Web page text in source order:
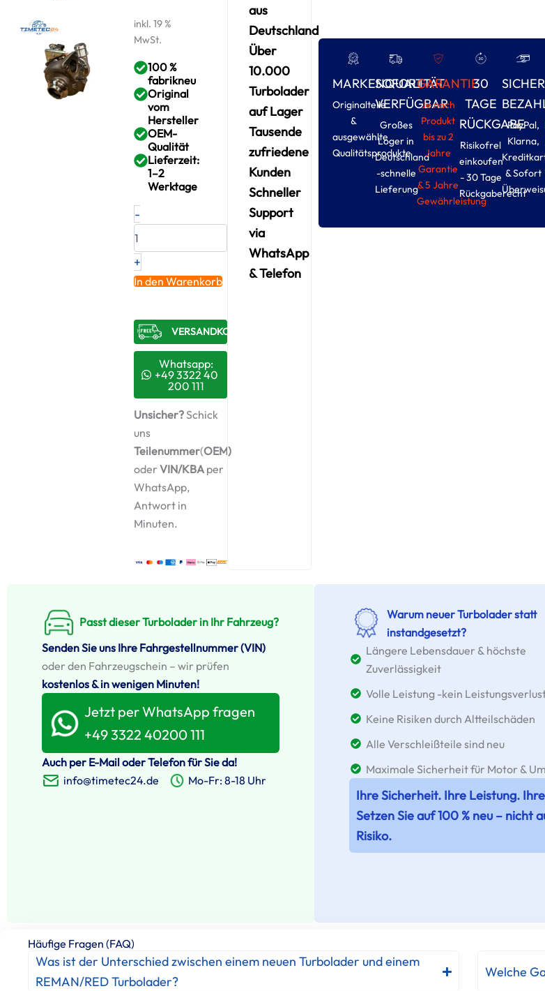
inkl. 19 %
MwSt.
100 %
fabrikneu
Original
vom
Hersteller
OEM-
Qualität
Lieferzeit:
1–2
Werktage
-Neuer
Original
PEUGEOT
CITROËN
2.7
HDi
4U3Q6K682AK
/
7233415013S
Montagesatz
Menge
+
In den Warenkorb
VERSANDKOSTENFREI​
Whatsapp:
+49 3322 40
200 111
Unsicher?Schick
uns
Teilenummer(OEM)
oderVIN/KBA per
WhatsApp,
Antwort in
Minuten.
aus
Deutschland
Über
10.000
Turbolader
auf Lager
Tausende
zufriedene
Kunden
Schneller
Support
via
WhatsApp
& Telefon
MARKENQUALITÄT
Originalteile
&
ausgewählte
Qualitätsprodukte
SOFORT
VERFÜGBAR
Großes
Loger in
Deutschland
-schnelle
Lieferung
GARANTIE
Je nach
Produkt
bis zu 2
Jahre
Garantie
& 5 Jahre
Gewährleistung
30
TAGE
RÜCKGABE
Risikofrel
einkoufen
- 30 Tage
Rückgaberecht
SICHER
PayPal,
Klarna,
& Sofort
Passt dieser Turbolader in Ihr Fahrzeug?
Senden Sie uns Ihre Fahrgestellnummer (VIN)
oder den Fahrzeugschein – wir prüfen
kostenlos & in wenigen Minuten!
Jetzt per WhatsApp fragen
+49 3322 40200 111
Auch per E-Mail oder Telefon für Sie da!
info@timetec24.de
Mo-Fr: 8-18 Uhr
Warum neuer Turbolader statt
instandgesetzt?
Längere Lebensdauer & höchste
Zuverlässigkeit
Volle Leistung -kein
Keine Risiken durch Altteilschäden
Alle Verschleißteile sind neu
Maximale Sicherheit für Motor &
Ihre Sicherheit. Ihre Leistung.
Setzen Sie auf 100 % neu – nicht
Risiko.
Häufige Fragen (FAQ)
Was ist der Unterschied zwischen einem neuen Turbolader und einem
REMAN/RED Turbolader?
Welche